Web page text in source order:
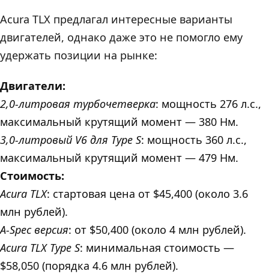
Acurа TLX предлагал интересные варианты
двигателей, однако даже это не помогло ему
удержать позиции на рынке:
Двигатели:
2,0-литровая турбочетверка: мощность 276 л.с.,
максимальный крутящий момент — 380 Нм.
3,0-литровый V6 для Type S: мощность 360 л.с.,
максимальный крутящий момент — 479 Нм.
Стоимость:
Acurа TLX: стартовая цена от $45,400 (около 3.6
млн рублей).
A-Spec версия: от $50,400 (около 4 млн рублей).
Acurа TLX Type S: минимальная стоимость —
$58,050 (порядка 4.6 млн рублей).